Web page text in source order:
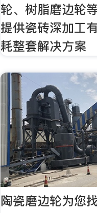
轮、树脂磨边轮
提供瓷砖深加工
耗整套解决方案
陶瓷磨边轮为您